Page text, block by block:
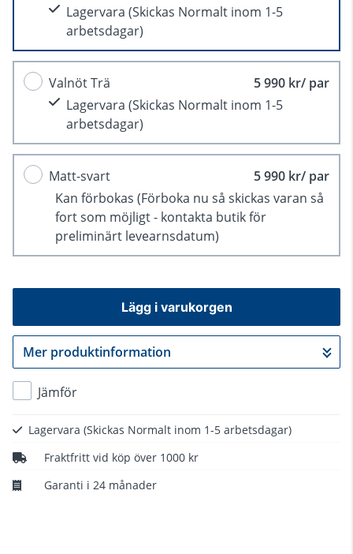
Lagervara (Skickas Normalt inom 1-5
arbetsdagar)
Valnöt Trä
5 990 kr/ par
Lagervara (Skickas Normalt inom 1-5
arbetsdagar)
Matt-svart
5 990 kr/ par
Kan förbokas (Förboka nu så skickas varan så
fort som möjligt - kontakta butik för
preliminärt levearnsdatum)
Lägg i varukorgen
Gå till kassan
Mer produktinformation
Jämför
Lagervara (Skickas Normalt inom 1-5 arbetsdagar)
Fraktfritt vid köp över 1000 kr
Garanti i 24 månader